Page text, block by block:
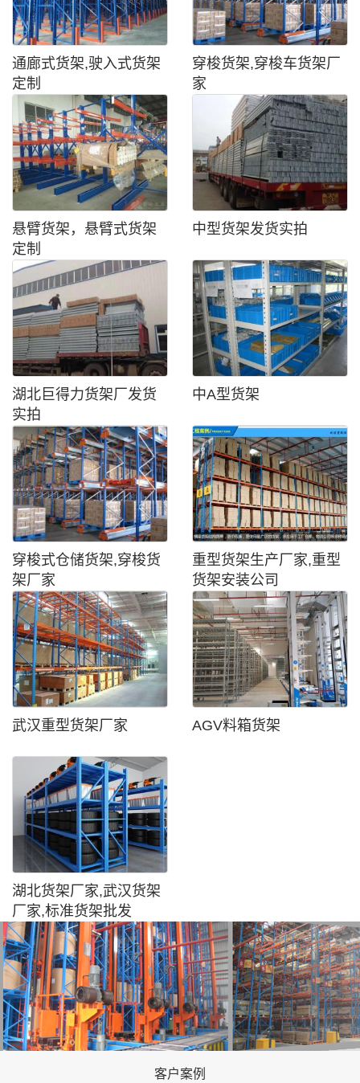
通廊式货架,驶入式货架
定制
穿梭货架,穿梭车货架厂
家
悬臂货架，悬臂式货架
定制
中型货架发货实拍
湖北巨得力货架厂发货
实拍
中A型货架
穿梭式仓储货架,穿梭货
架厂家
重型货架生产厂家,重型
货架安装公司
武汉重型货架厂家 AGV料箱货架
湖北货架厂家,武汉货架
厂家,标准货架批发
客户案例